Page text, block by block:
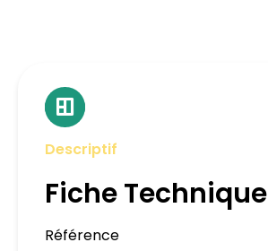
Descriptif
Fiche Technique
Référence